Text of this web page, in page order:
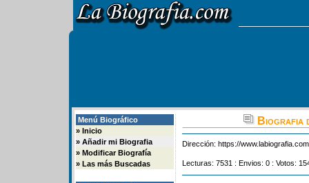
Menú Biográfico
» Inicio
» Añadir mi Biografia
» Modificar Biografía
» Las más Buscadas
Biografia
Dirección: https://
Lecturas: 7531 : Envios: 0 : Votos: